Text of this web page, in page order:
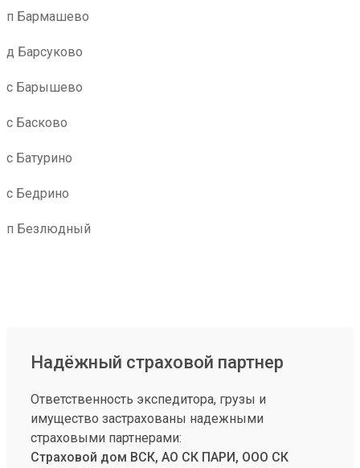
п Бармашево
д Барсуково
с Барышево
с Басково
с Батурино
с Бедрино
п Безлюдный
Надёжный страховой партнер
Ответственность экспедитора, грузы и
имущество застрахованы надежными
страховыми партнерами:
Страховой дом ВСК, АО СК ПАРИ, ООО СК